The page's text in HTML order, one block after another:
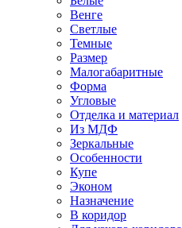
Венге
Светлые
Темные
Размер
Малогабаритные
Форма
Угловые
Отделка и материал
Из МДФ
Зеркальные
Особенности
Купе
Эконом
Назначение
В коридор